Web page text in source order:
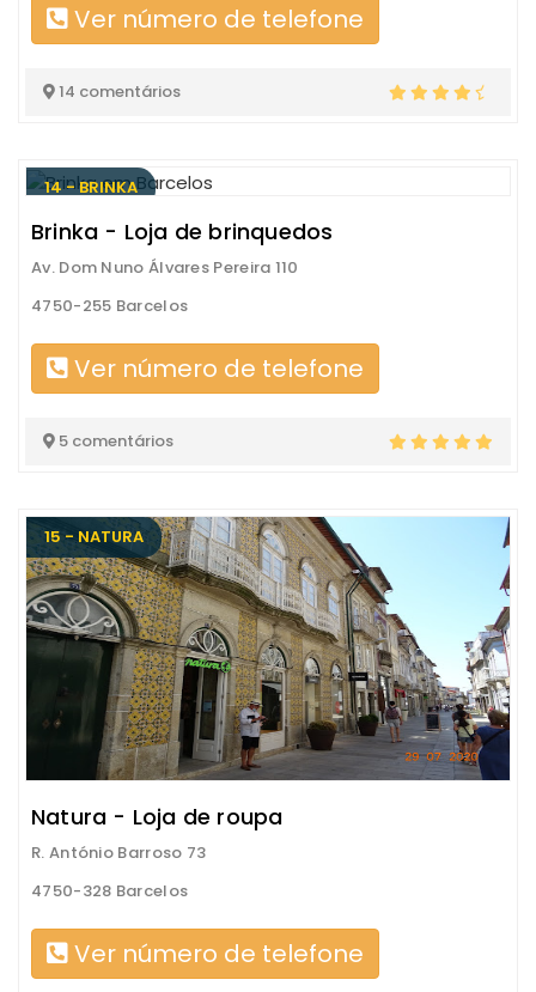
Ver número de telefone
14 comentários
14 - BRINKA
Brinka - Loja de brinquedos
Av. Dom Nuno Álvares Pereira 110
4750-255 Barcelos
Ver número de telefone
5 comentários
15 - NATURA
Natura - Loja de roupa
R. António Barroso 73
4750-328 Barcelos
Ver número de telefone